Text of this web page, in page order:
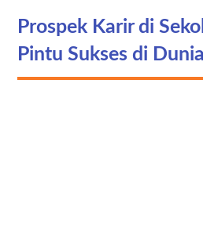
Prospek Karir di
Pintu Sukses di